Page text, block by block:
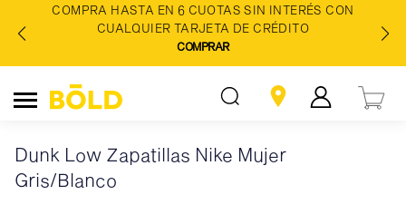
COMPRA HASTA EN 6 CUOTAS SIN INTERÉS CON
CUALQUIER TARJETA DE CRÉDITO
COMPRAR
Dunk Low Zapatillas Nike Mujer
Gris/Blanco